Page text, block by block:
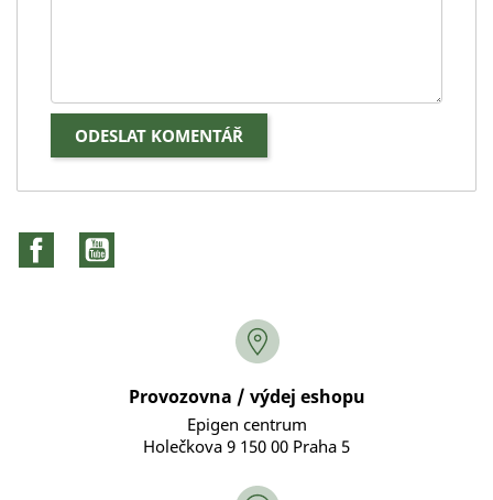
Facebook
Provozovna / výdej eshopu
Epigen centrum
Holečkova 9 150 00 Praha 5